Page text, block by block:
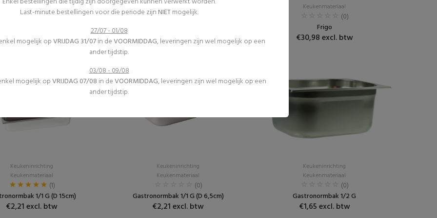
Keukenmateriaal
(0)
€33,60 excl. btw
Keukenmateriaal
(0)
€57,75 excl. btw
Keukenmateriaal
(0)
Frigo
€30,98 excl. btw
Keukeninrichting
Keukenmateriaal
(1)
1/1 G (D 15cm)
€2,21 excl. btw
Keukeninrichting
Keukenmateriaal
(0)
Gastronormbak 1/1 G (D 6,5cm)
€2,21 excl. btw
Keukeninrichting
Keukenmateriaal
(0)
Gastronormbak 1/2 G
€1,65 excl. btw
Last-minute bestellingen voor die periode zijn NIETmogelijk.
27/07 - 01/08
mogelijk opVRIJDAG 31/07in deVOORMIDDAG, leveringen zijn wel mogelijk op een
ander tijdstip.
03/08 - 09/08
mogelijk opVRIJDAG 07/08 in deVOORMIDDAG, leveringen zijn wel mogelijk op een
ander tijdstip.